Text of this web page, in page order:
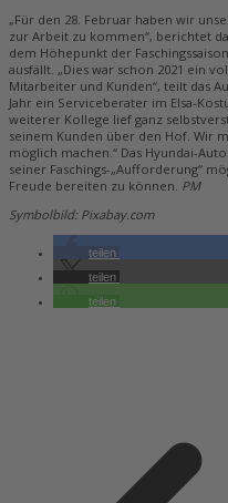
„Für den 28. Februar haben wir
zur Arbeit zu kommen“, berichtet
dem Höhepunkt der
ausfällt. „Dies war schon 2021 ein
Mitarbeiter und Kunden“, teilt das
Jahr ein Serviceberater im Elsa-
weiterer Kollege lief ganz
seinem Kunden über den Hof. Wir
möglich machen.“ Das Hyundai-
seiner Faschings-„Aufforderung“
Freude bereiten zu können. PM
Symbolbild: Pixabay.com
teilen
teilen
teilen